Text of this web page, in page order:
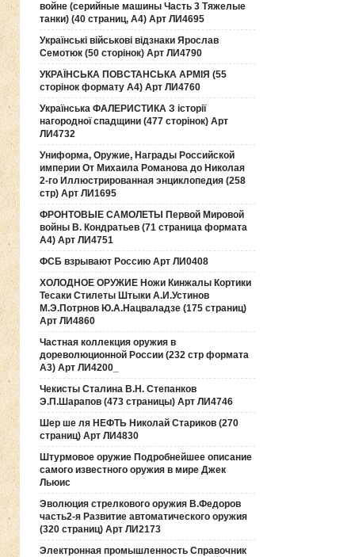
войне (серийные машины Часть 3 Тяжелые
танки) (40 страниц, А4) Арт ЛИ4695
Українські військові відзнаки Ярослав
Семотюк (50 сторінок) Арт ЛИ4790
УКРАЇНСЬКА ПОВСТАНСЬКА АРМІЯ (55
сторінок формату А4) Арт ЛИ4760
Українська ФАЛЕРИСТИКА З історії
нагородної спадщини (477 сторінок) Арт
ЛИ4732
Униформа, Оружие, Награды Российской
империи От Михаила Романова до Николая
2-го Иллюстрированная энциклопедия (258
стр) Арт ЛИ1695
ФРОНТОВЫЕ САМОЛЕТЫ Первой Мировой
войны В. Кондратьев (71 страница формата
А4) Арт ЛИ4751
ФСБ взрывают Россию Арт ЛИ0408
ХОЛОДНОЕ ОРУЖИЕ Ножи Кинжалы Кортики
Тесаки Стилеты Штыки А.И.Устинов
М.Э.Потрнов Ю.А.Нацваладзе (175 страниц)
Арт ЛИ4860
Частная коллекция оружия в
дореволюционной России (232 стр формата
А3) Арт ЛИ4200_
Чекисты Сталина В.Н. Степанков
Э.П.Шарапов (473 страницы) Арт ЛИ4746
Шер ше ля НЕФТЬ Николай Стариков (270
страниц) Арт ЛИ4830
Штурмовое оружие Подробнейшее описание
самого известного оружия в мире Джек
Льюис
Эволюция стрелкового оружия В.Федоров
часть2-я Развитие автоматического оружия
(320 страниц) Арт ЛИ2173
Электронная промышленность Справочник